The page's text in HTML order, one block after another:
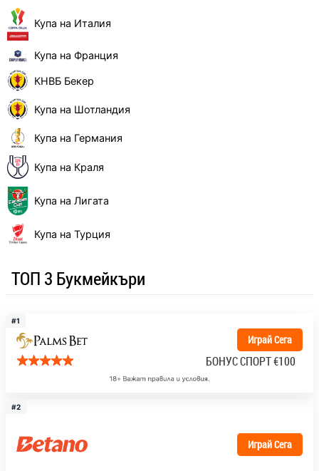
Купа на Италия
Купа на Франция
КНВБ Бекер
Купа на Шотландия
Купа на Германия
Купа на Краля
Купа на Лигата
Купа на Турция
ТОП 3 Букмейкъри
#1
Играй Сега
БОНУС СПОРТ€100
#2
Играй Сега